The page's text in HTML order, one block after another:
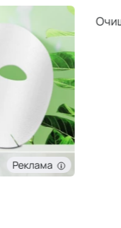
Реклама